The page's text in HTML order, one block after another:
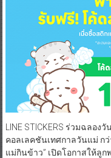
LINE STICKERS ร่วมฉลอง
คอลเลคชันเทศกาลวันแม่ ก
แม่กินข้าว” เปิดโอกาสให้ลู